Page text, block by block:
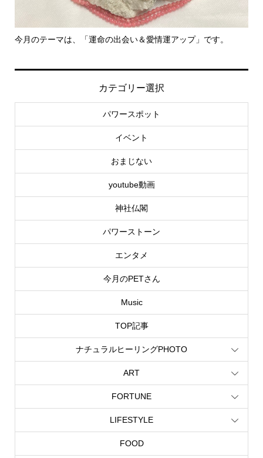
今月のテーマは、「運命の出会い＆愛情運アップ」です。
カテゴリー選択
パワースポット
イベント
おまじない
youtube動画
神社仏閣
パワーストーン
エンタメ
今月のPETさん
Music
TOP記事
ナチュラルヒーリングPHOTO
ART
FORTUNE
LIFESTYLE
FOOD